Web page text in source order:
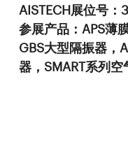
AISTECH展位号：
参展产品：APS薄
GBS大型隔振器，
器，SMART系列空